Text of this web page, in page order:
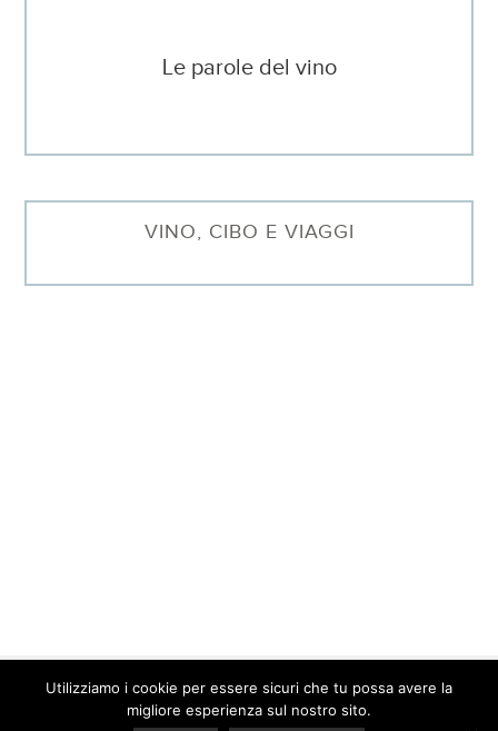
Le parole del vino
VINO, CIBO E VIAGGI
© 2026 Barbara Sgarzi · P.IVA. 01577640095 ·Contatti·Privacy
Policy
Utilizziamo i cookie per essere sicuri che tu possa avere la
migliore esperienza sul nostro sito.